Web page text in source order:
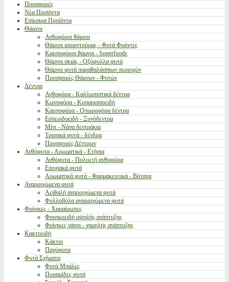
Προσφορές
Νέα Προϊόντα
Επίκαιρα Προϊόντα
Θάμνοι
Ανθοφόροι θάμνοι
Θάμνοι μπορντούρας - Φυτά Φράχτες
Καρποφόροι θάμνοι - Superfoods
Θάμνοι σκιάς - Οξύφυλλα φυτά
Θάμνοι φυτά παραθαλάσσιων περιοχών
Προσφορές Θάμνων - Φυτών
Δέντρα
Ανθοφόρα - Καλλωπιστικά δέντρα
Κωνοφόρα - Κυπαρισσοειδή
Καρποφόρα - Οπωροφόρα δέντρα
Εσπεριδοειδή - Ξυνόδεντρα
Μίνι - Νάνα δεντράκια
Τροπικά φυτά - δένδρα
Προσφορές Δέντρων
Ανθόφυτα - Αρωματικά - Ετήσια
Ανθόφυτα - Πολυετή ανθοφόρα
Εποχιακά φυτά
Αρωματικά φυτά - Φαρμακευτικά - Βότανα
Αναρριχώμενα φυτά
Αειθαλή αναρριχώμενα φυτά
Φυλλοβόλα αναρριχώμενα φυτά
Φοίνικες - Χαμαίρωπες
Φοινικοειδή υψηλής ανάπτυξης
Φοίνικες νάνοι - χαμηλής ανάπτυξης
Κακτοειδή
Κάκτοι
Παχύφυτα
Φυτά Σχήματα
Φυτά Μπάλες
Πυραμίδες φυτά